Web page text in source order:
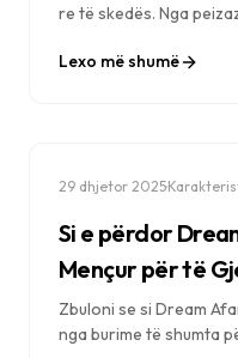
re të skedës. Nga
Lexo më shumë
29 dhjetor 2025·
Si e përdor
Mençur për të
Përsosur
Zbuloni se si Dream
nga burime të shumta